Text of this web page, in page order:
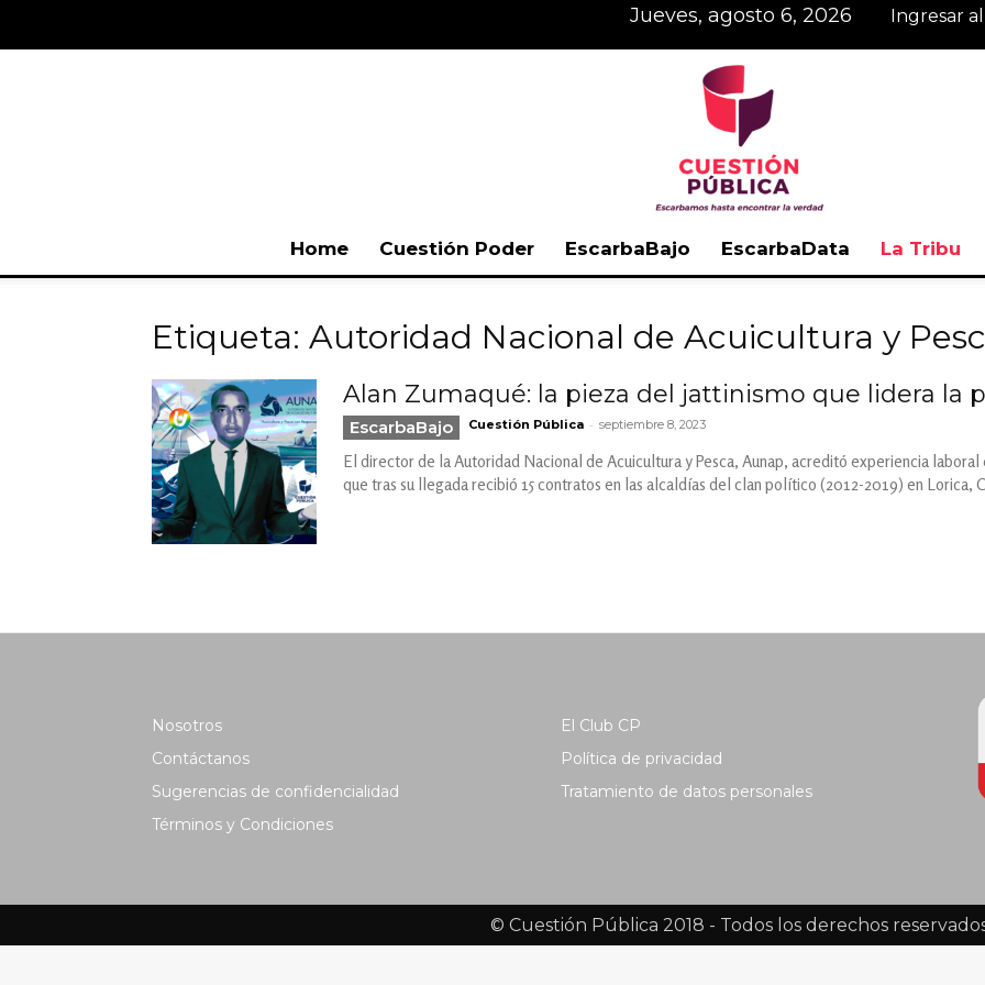
jueves, agosto 6, 2026 Ingresar
Home Cuestión Poder EscarbaBajo EscarbaData La Tribu
Etiqueta: Autoridad Nacional de Acuicultura y
Alan Zumaqué: la pieza del jattinismo que lidera la
EscarbaBajo Cuestión Pública - septiembre 8, 2023
El director de la Autoridad Nacional de Acuicultura y Pesca, Aunap, acreditó experiencia
que tras su llegada recibió 15 contratos en las alcaldías del clan político (2012-2019) en Lorica,
Nosotros
Contáctanos
Sugerencias de confidencialidad
Términos y Condiciones
El Club CP
Política de privacidad
Tratamiento de datos personales
© Cuestión Pública 2018 - Todos los derechos